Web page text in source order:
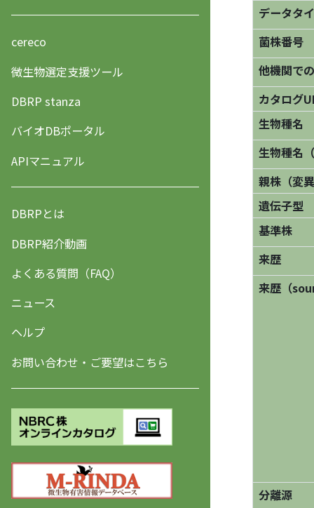
cereco
微生物選定支援ツール
DBRP stanza
バイオDBポータル
APIマニュアル
DBRPとは
DBRP紹介動画
よくある質問（FAQ）
ニュース
ヘルプ
お問い合わせ・ご要望はこちら
データタ
菌株番号
他機関で
カタログ
生物種名
生物種名
親株（変
遺伝子型
基準株
来歴
来歴（
分離源